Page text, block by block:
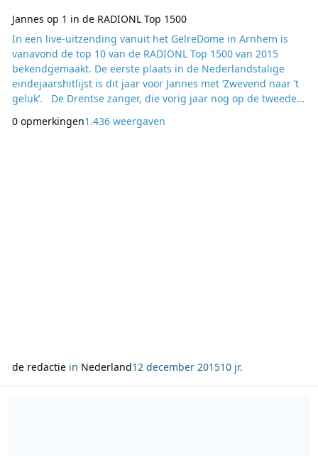
Jannes op 1 in de RADIONL Top 1500
In een live-uitzending vanuit het GelreDome in Arnhem is
vanavond de top 10 van de RADIONL Top 1500 van 2015
bekendgemaakt. De eerste plaats in de Nederlandstalige
eindejaarshitlijst is dit jaar voor Jannes met ‘Zwevend naar ’t
geluk’. De Drentse zanger, die vorig jaar nog op de tweede
luisteraars van RADIONL. Daarmee wisselde hij van plaats
0 opmerkingen1.436 weergaven
de redactiein Nederland12 december 201510 jr.